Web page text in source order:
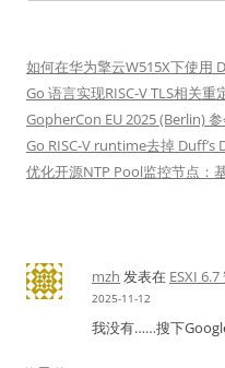
如何在华为擎云W515X下使用
Go 语言实现RISC-V TLS相关重
GopherCon EU 2025 (Berlin)
Go RISC-V runtime去掉 Duff’s
优化开源NTP Pool监控节点：
mzh 发表在 ESXI
2025-11-12
我没有……搜下